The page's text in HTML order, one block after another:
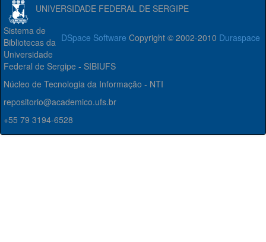
UNIVERSIDADE FEDERAL DE SERGIPE
DSpace Software Copyright © 2002-2010 Duraspace
Sistema de
Bibliotecas da
Universidade
Federal de Sergipe - SIBIUFS
Núcleo de Tecnologia da Informação - NTI
repositorio@academico.ufs.br
+55 79 3194-6528